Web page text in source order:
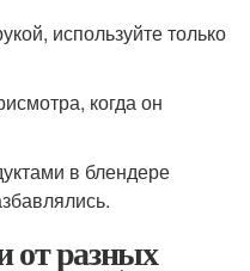
используйте только
когда он
в блендере
от разных